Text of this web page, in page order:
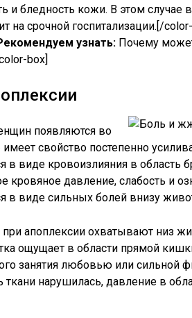
и бледность кожи. В этом случае
на срочной госпитализации.[/
узнать: Почему
box]
появляются во
свойство постепенно
в виде кровоизлияния в
кровяное давление, слабость и
в виде сильных болей внизу
апоплексии охватывают низ
ощущает в области прямой
занятия любовью или сильной
ткани нарушилась, давление в